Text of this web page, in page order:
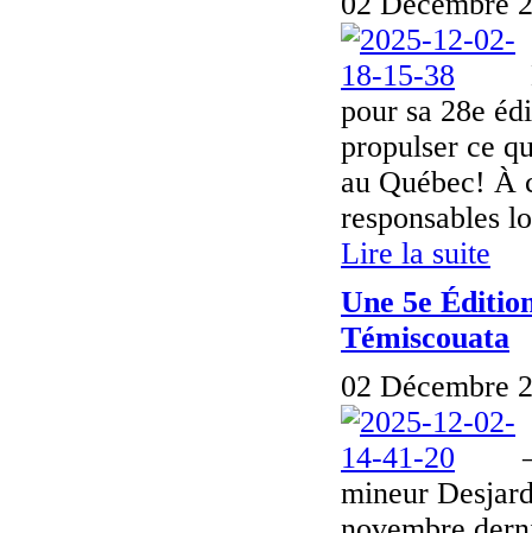
pour sa 28e
propulser ce
au Québec! À
responsables
Lire la suite
Une 5e
Témiscouata
02 Décembre
mineur